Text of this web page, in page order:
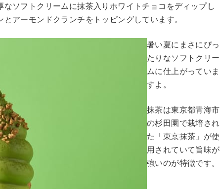
ソフトクリームに抹茶入りホワイトチョコをディップし
アーモンドクランチをトッピングしています。
暑い夏にまさにぴっ
たりなソフトクリー
ムに仕上がっていま
すよ。
抹茶は東京都青海市
の杉田園で栽培され
た「東京抹茶」が使
用されていて旨味が
強いのが特徴です。